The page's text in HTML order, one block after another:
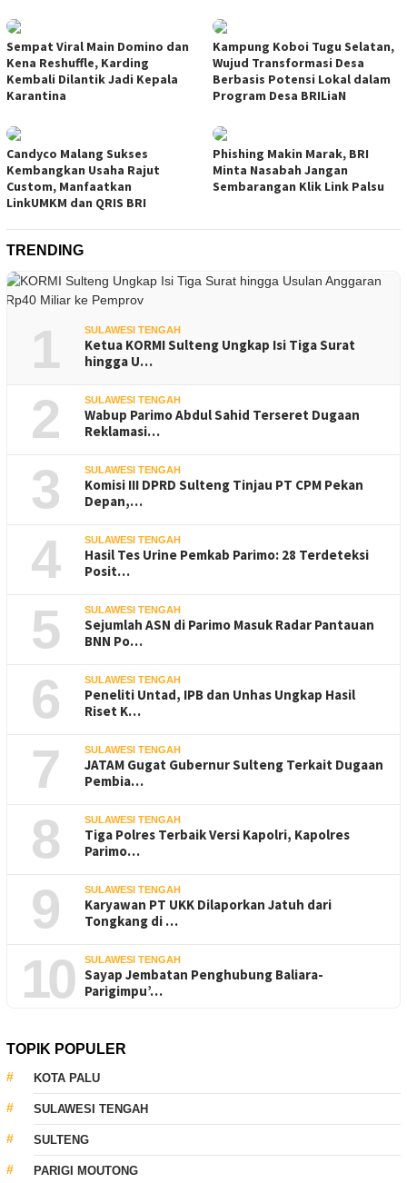
Sempat Viral Main Domino dan
Kena Reshuffle, Karding
Kembali Dilantik Jadi Kepala
Karantina
Kampung Koboi Tugu Selatan,
Wujud Transformasi Desa
Berbasis Potensi Lokal dalam
Program Desa BRILiaN
Candyco Malang Sukses
Kembangkan Usaha Rajut
Custom, Manfaatkan
LinkUMKM dan QRIS BRI
Phishing Makin Marak, BRI
Minta Nasabah Jangan
Sembarangan Klik Link Palsu
TRENDING
1 SULAWESI TENGAH
Ketua KORMI Sulteng Ungkap Isi Tiga Surat
hingga U…
2 SULAWESI TENGAH
Wabup Parimo Abdul Sahid Terseret Dugaan
Reklamasi…
3 SULAWESI TENGAH
Komisi III DPRD Sulteng Tinjau PT CPM Pekan
Depan,…
4 SULAWESI TENGAH
Hasil Tes Urine Pemkab Parimo: 28 Terdeteksi
Posit…
5 SULAWESI TENGAH
Sejumlah ASN di Parimo Masuk Radar Pantauan
BNN Po…
6 SULAWESI TENGAH
Peneliti Untad, IPB dan Unhas Ungkap Hasil
Riset K…
7 SULAWESI TENGAH
JATAM Gugat Gubernur Sulteng Terkait Dugaan
Pembia…
8 SULAWESI TENGAH
Tiga Polres Terbaik Versi Kapolri, Kapolres
Parimo…
9 SULAWESI TENGAH
Karyawan PT UKK Dilaporkan Jatuh dari
Tongkang di …
10 SULAWESI TENGAH
Sayap Jembatan Penghubung Baliara-
Parigimpu’…
TOPIK POPULER
KOTA PALU
SULAWESI TENGAH
SULTENG
PARIGI MOUTONG